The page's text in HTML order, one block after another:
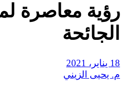
رؤية معاصرة
الجائحة
18 يناير، 2021
م. يحيى الزيني